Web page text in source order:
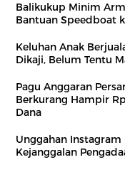
Balikukup Minim
Bantuan Speedboat
Keluhan Anak
Dikaji, Belum Tentu
Pagu Anggaran
Berkurang Hampir
Dana
Unggahan
Kejanggalan